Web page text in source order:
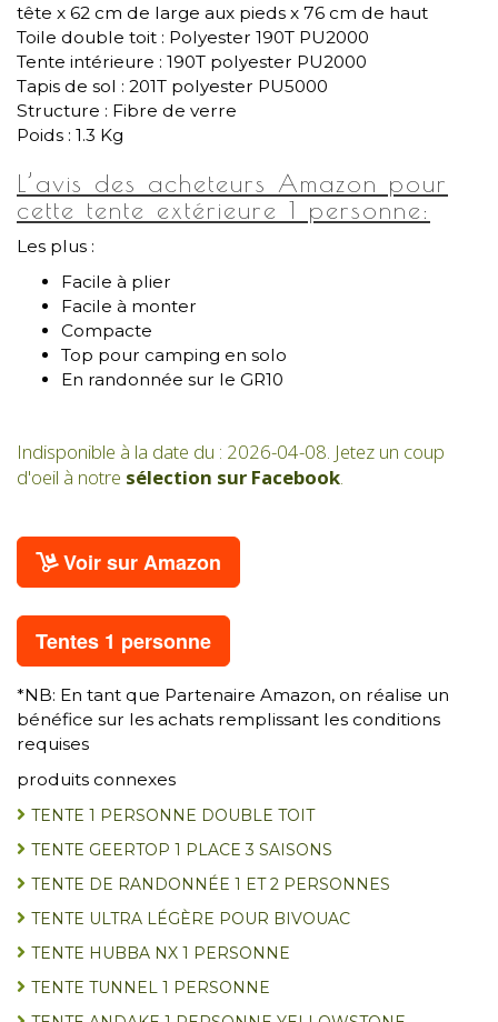
tête x 62 cm de large aux pieds x 76 cm de haut
Toile double toit : Polyester 190T PU2000
Tente intérieure : 190T polyester PU2000
Tapis de sol : 201T polyester PU5000
Structure : Fibre de verre
Poids : 1.3 Kg
L’avis des acheteurs Amazon pour
cette tente extérieure 1 personne:
Les plus :
Facile à plier
Facile à monter
Compacte
Top pour camping en solo
En randonnée sur le GR10
Indisponible à la date du : 2026-04-08. Jetez un coup
d'oeil à notre sélection sur Facebook.
Voir sur Amazon
Tentes 1 personne
*NB: En tant que Partenaire Amazon, on réalise un
bénéfice sur les achats remplissant les conditions
requises
produits connexes
TENTE 1 PERSONNE DOUBLE TOIT
TENTE GEERTOP 1 PLACE 3 SAISONS
TENTE DE RANDONNÉE 1 ET 2 PERSONNES
TENTE ULTRA LÉGÈRE POUR BIVOUAC
TENTE HUBBA NX 1 PERSONNE
TENTE TUNNEL 1 PERSONNE